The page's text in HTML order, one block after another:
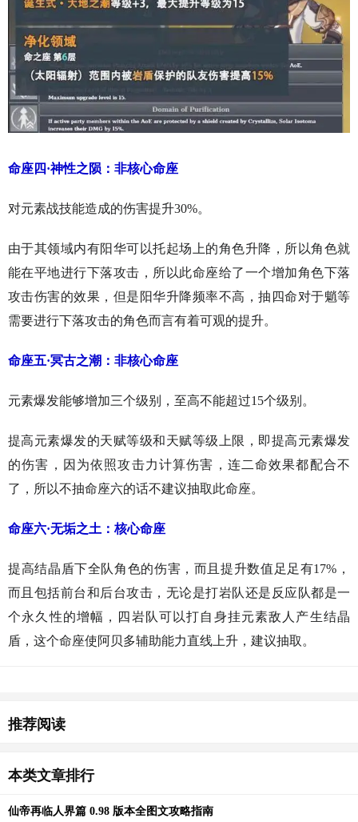
命座四·神性之陨：非核心命座
对元素战技能造成的伤害提升30%。
由于其领域内有阳华可以托起场上的角色升降，所以角色就
能在平地进行下落攻击，所以此命座给了一个增加角色下落
攻击伤害的效果，但是阳华升降频率不高，抽四命对于魈等
需要进行下落攻击的角色而言有着可观的提升。
命座五·冥古之潮：非核心命座
元素爆发能够增加三个级别，至高不能超过15个级别。
提高元素爆发的天赋等级和天赋等级上限，即提高元素爆发
的伤害，因为依照攻击力计算伤害，连二命效果都配合不
了，所以不抽命座六的话不建议抽取此命座。
命座六·无垢之土：核心命座
提高结晶盾下全队角色的伤害，而且提升数值足足有17%，
而且包括前台和后台攻击，无论是打岩队还是反应队都是一
个永久性的增幅，四岩队可以打自身挂元素敌人产生结晶
盾，这个命座使阿贝多辅助能力直线上升，建议抽取。
推荐阅读
本类文章排行
仙帝再临人界篇 0.98 版本全图文攻略指南